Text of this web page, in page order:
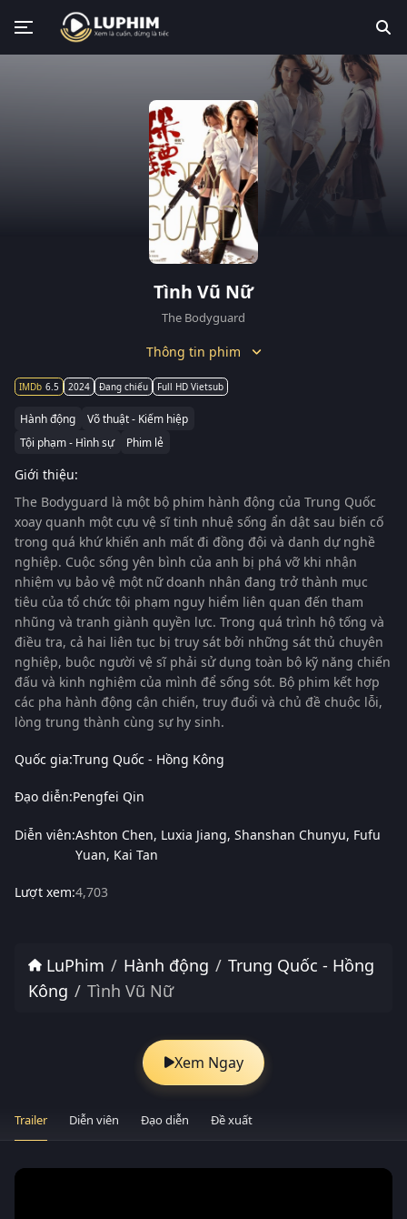
Tình Vũ Nữ
The Bodyguard
Thông tin phim
6.5 2024 Đang chiếu Full HD Vietsub
Hành động
Võ thuật - Kiếm hiệp
Tội phạm - Hình sự
Phim lẻ
Giới thiệu:
The Bodyguard là một bộ phim hành động của Trung Quốc
xoay quanh một cựu vệ sĩ tinh nhuệ sống ẩn dật sau biến cố
trong quá khứ khiến anh mất đi đồng đội và danh dự nghề
nghiệp. Cuộc sống yên bình của anh bị phá vỡ khi nhận
nhiệm vụ bảo vệ một nữ doanh nhân đang trở thành mục
tiêu của tổ chức tội phạm nguy hiểm liên quan đến tham
nhũng và tranh giành quyền lực. Trong quá trình hộ tống và
điều tra, cả hai liên tục bị truy sát bởi những sát thủ chuyên
nghiệp, buộc người vệ sĩ phải sử dụng toàn bộ kỹ năng chiến
đấu và kinh nghiệm của mình để sống sót. Bộ phim kết hợp
các pha hành động cận chiến, truy đuổi và chủ đề chuộc lỗi,
lòng trung thành cùng sự hy sinh.
Quốc gia:Trung Quốc - Hồng Kông
Đạo diễn:Pengfei Qin
Diễn viên:Ashton Chen Luxia Jiang Shanshan Chunyu Fufu
Yuan Kai Tan
Lượt xem:4,703
LuPhim Hành động
Trung Quốc - Hồng
Kông
Tình Vũ Nữ
Xem Ngay
Trailer Diễn viên Đạo diễn Đề xuất